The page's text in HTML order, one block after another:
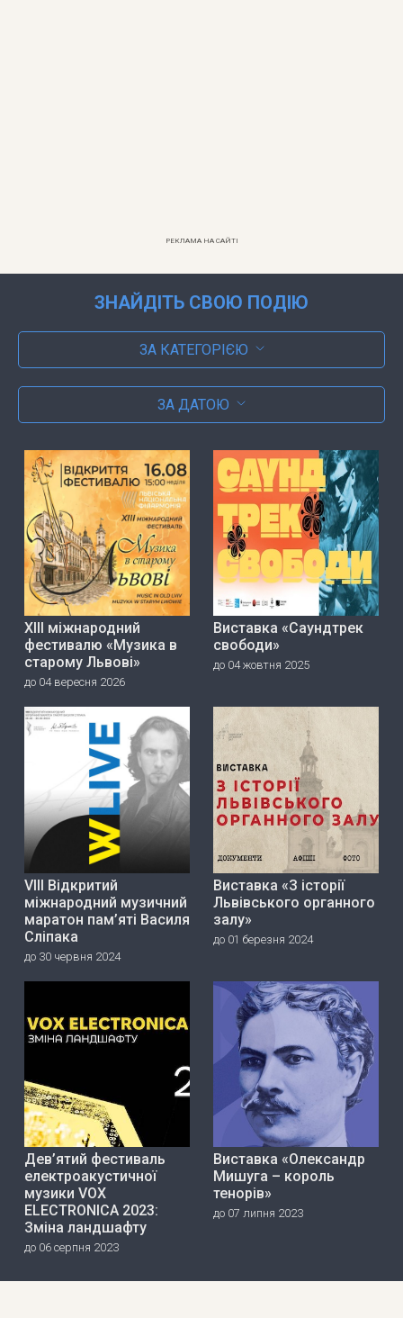
РЕКЛАМА НА САЙТІ
ЗНАЙДІТЬ СВОЮ ПОДІЮ
ЗА КАТЕГОРІЄЮ
ЗА ДАТОЮ
ХІІІ міжнародний
фестивалю «Музика в
старому Львові»
до 04 вересня 2026
Виставка «Саундтрек
свободи»
до 04 жовтня 2025
VIII Відкритий
міжнародний музичний
маратон пам’яті Василя
Сліпака
до 30 червня 2024
Виставка «З історії
Львівського органного
залу»
до 01 березня 2024
Дев’ятий фестиваль
електроакустичної
музики VOX
ELECTRONICA 2023:
Зміна ландшафту
до 06 серпня 2023
Виставка «Олександр
Мишуга – король
тенорів»
до 07 липня 2023